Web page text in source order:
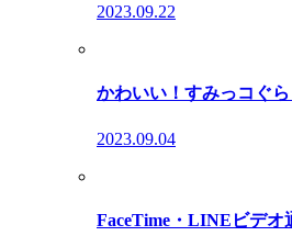
2023.09.22
かわいい！すみっコぐ
2023.09.04
FaceTime・LINEビデオ